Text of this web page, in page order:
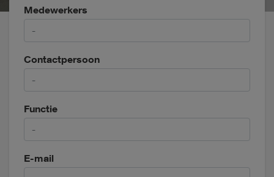
Medewerkers
Contactpersoon
Functie
E-mail